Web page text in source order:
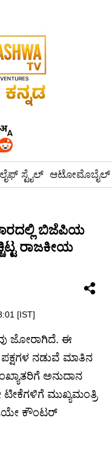
ಲೈಫ್ ಸ್ಟೈಲ್ ಆಟೋಮೊಬೈಲ್
ಬಿಜೆಪಿಯ
ರಾಜಕೀಯ
[IST]
ಜೋರಾಗಿದೆ. ಈ
ಪಕ್ಷಗಳ ನಡುವೆ ಮಾತಿನ
ಅನುದಾನ
ಮುಖ್ಯಮಂತ್ರಿ
ಕೌಂಟರ್